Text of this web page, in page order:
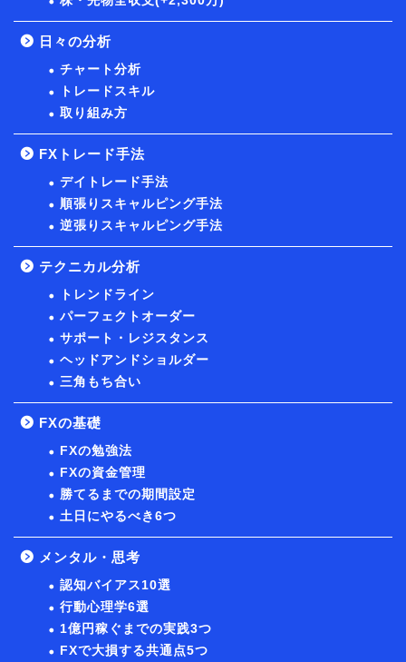
日々の分析
チャート分析
トレードスキル
取り組み方
FXトレード手法
デイトレード手法
順張りスキャルピング手法
逆張りスキャルピング手法
テクニカル分析
トレンドライン
パーフェクトオーダー
サポート・レジスタンス
ヘッドアンドショルダー
三角もち合い
FXの基礎
FXの勉強法
FXの資金管理
勝てるまでの期間設定
土日にやるべき6つ
メンタル・思考
認知バイアス10選
行動心理学6選
1億円稼ぐまでの実践3つ
FXで大損する共通点5つ